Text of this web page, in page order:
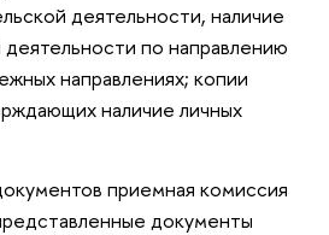
деятельности, наличие
по направлению
направлениях; копии
наличие личных
приемная комиссия
документы